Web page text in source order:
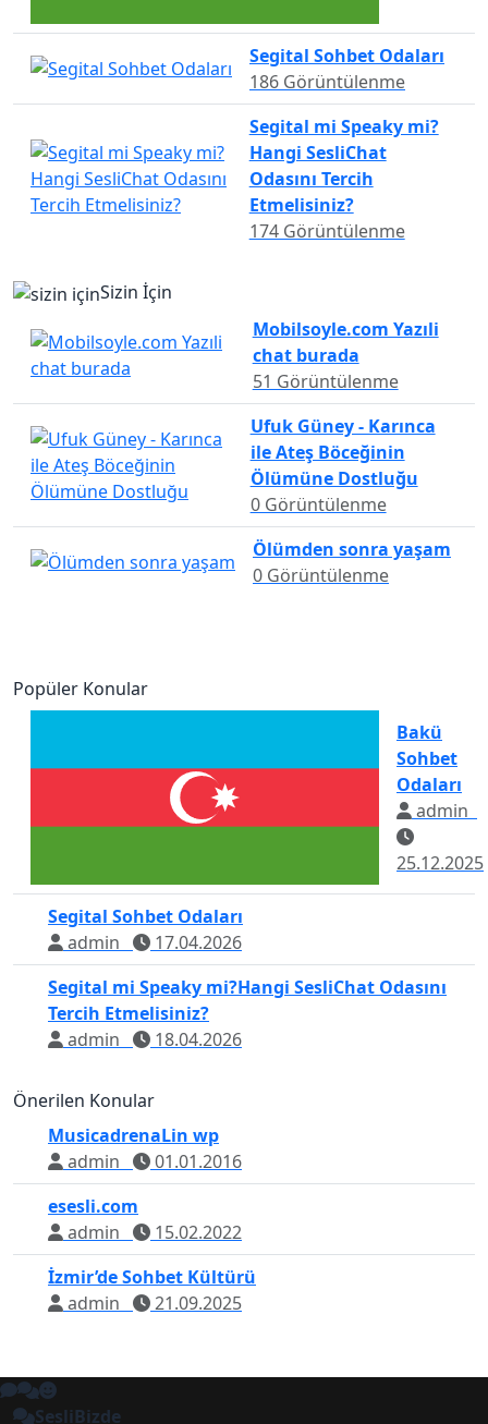
Segital Sohbet Odaları
186 Görüntülenme
Segital mi Speaky mi?
Hangi SesliChat
Odasını Tercih
Etmelisiniz?
174 Görüntülenme
Sizin İçin
Mobilsoyle.com Yazıli
chat burada
51 Görüntülenme
Ufuk Güney - Karınca
ile Ateş Böceğinin
Ölümüne Dostluğu
0 Görüntülenme
Ölümden sonra yaşam
0 Görüntülenme
Popüler Konular
Bakü
Sohbet
Odaları
admin
25.12.2025
Segital Sohbet Odaları
admin
17.04.2026
Segital mi Speaky mi?Hangi SesliChat Odasını
Tercih Etmelisiniz?
admin
18.04.2026
Önerilen Konular
MusicadrenaLin wp
admin
01.01.2016
esesli.com
admin
15.02.2022
İzmir’de Sohbet Kültürü
admin
21.09.2025
SesliBizde